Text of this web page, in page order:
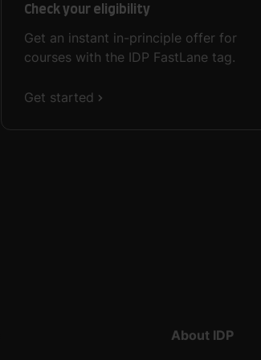
Check your eligibility
Get an instant in-principle offer for
courses with the IDP FastLane tag.
Get started
About IDP